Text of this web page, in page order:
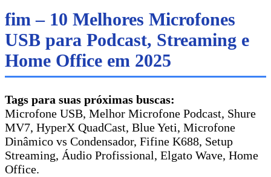
fim – 10 Melhores Microfones
USB para Podcast, Streaming e
Home Office em 2025
Tags para suas próximas buscas:
Microfone USB, Melhor Microfone Podcast, Shure
MV7, HyperX QuadCast, Blue Yeti, Microfone
Dinâmico vs Condensador, Fifine K688, Setup
Streaming, Áudio Profissional, Elgato Wave, Home
Office.